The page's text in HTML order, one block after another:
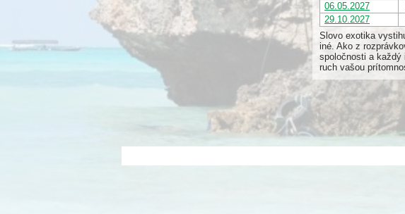
06.05.2027
29.10.2027
Slovo exotika
iné. Ako z
spoločnosti a každý
ruch vašou